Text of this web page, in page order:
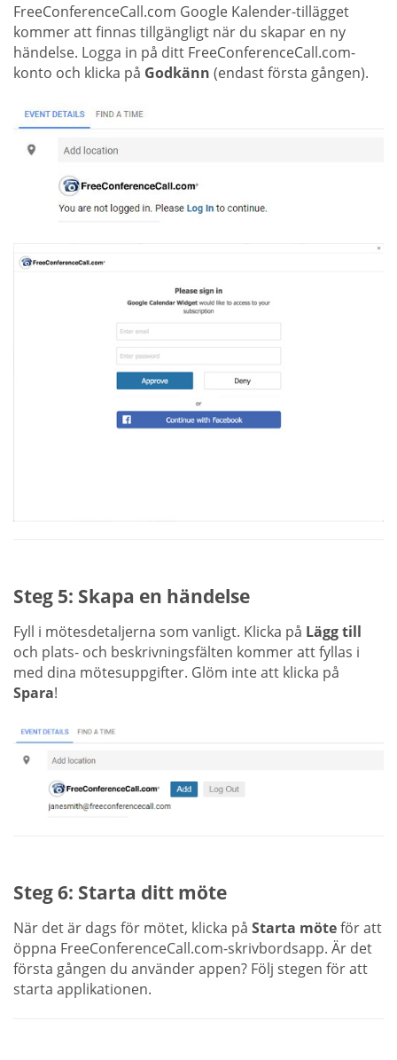
FreeConferenceCall.com Google Kalender-tillägget
kommer att finnas tillgängligt när du skapar en ny
händelse. Logga in på ditt FreeConferenceCall.com-
konto och klicka på Godkänn (endast första gången).
Steg 5: Skapa en händelse
Fyll i mötesdetaljerna som vanligt. Klicka på Lägg till
och plats- och beskrivningsfälten kommer att fyllas i
med dina mötesuppgifter. Glöm inte att klicka på
Spara!
Steg 6: Starta ditt möte
När det är dags för mötet, klicka på Starta möteför att
öppna FreeConferenceCall.com-skrivbordsapp. Är det
första gången du använder appen? Följ stegen för att
starta applikationen.